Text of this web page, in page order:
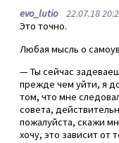
evo_lutio22.07.18
Это точно.
Любая мысль о
— Ты сейчас
прежде чем уйти, я
том, что мне
совета,
пожалуйста, скажи
хочу, это зависит от